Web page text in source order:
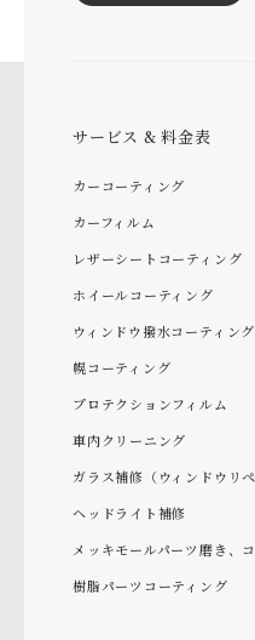
サービス & 料金表
カーコーティング
カーフィルム
レザーシートコーティング
ホイールコーティング
ウィンドウ撥水コーティング
幌コーティング
プロテクションフィルム
車内クリーニング
ガラス補修（ウィンドウリペ
ヘッドライト補修
メッキモールパーツ磨き、
樹脂パーツコーティング